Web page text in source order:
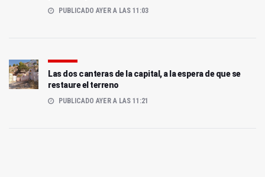
PUBLICADO AYER A LAS 11:03
Las dos canteras de la capital, a la espera de que se
restaure el terreno
PUBLICADO AYER A LAS 11:21